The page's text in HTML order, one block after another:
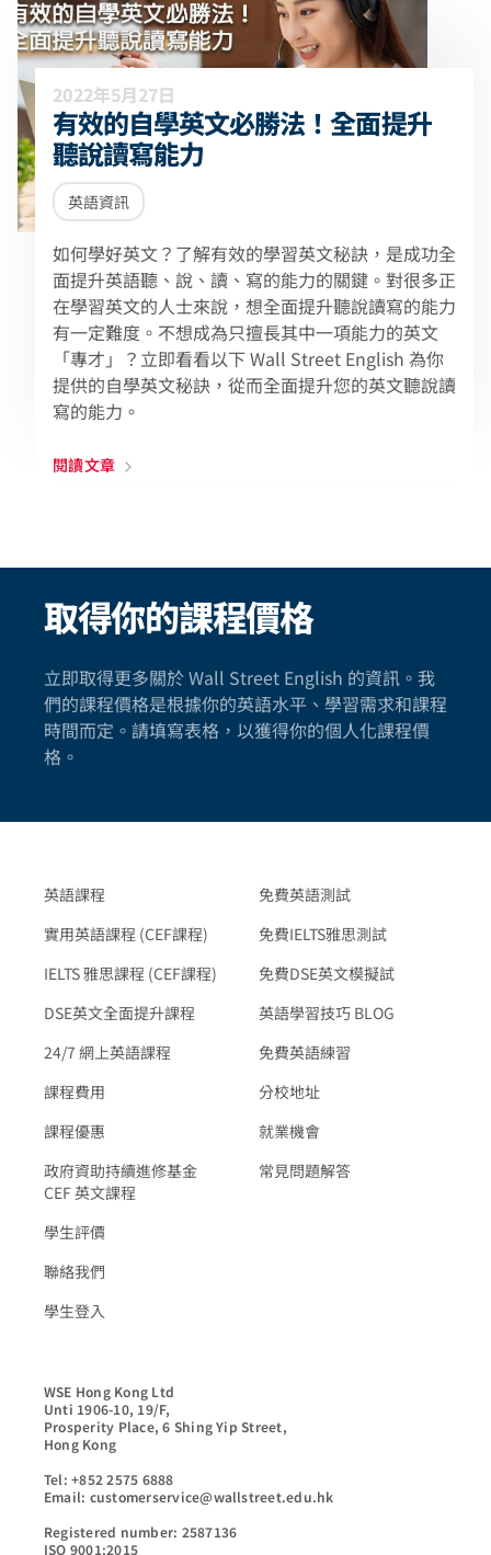
2022年5月27日
有效的自學英文必勝法！全面提升
聽說讀寫能力
英語資訊
如何學好英文？了解有效的學習英文秘訣，是成功全
面提升英語聽、說、讀、寫的能力的關鍵。對很多正
在學習英文的人士來說，想全面提升聽說讀寫的能力
有一定難度。不想成為只擅長其中一項能力的英文
「專才」？立即看看以下 Wall Street English 為你
提供的自學英文秘訣，從而全面提升您的英文聽說讀
寫的能力。
閱讀文章
取得你的課程價格
立即取得更多關於 Wall Street English 的資訊。我
們的課程價格是根據你的英語水平、學習需求和課程
時間而定。請填寫表格，以獲得你的個人化課程價
格。
英語課程
實用英語課程 (CEF課程)
IELTS 雅思課程 (CEF課程)
DSE英文全面提升課程
24/7 網上英語課程
課程費用
課程優惠
政府資助持續進修基金
CEF 英文課程
學生評價
聯絡我們
學生登入
免費英語測試
免費IELTS雅思測試
免費DSE英文模擬試
英語學習技巧 BLOG
免費英語練習
分校地址
就業機會
常見問題解答
WSE Hong Kong Ltd
Unti 1906-10, 19/F,
Prosperity Place, 6 Shing Yip Street,
Hong Kong
Tel: +852 2575 6888
Email: customerservice@wallstreet.edu.hk
Registered number: 2587136
ISO 9001:2015